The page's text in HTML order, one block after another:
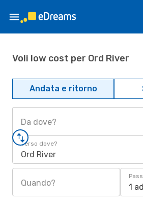
Voli low cost per Ord River
Andata e ritorno
Da dove?
Verso dove?
Ord River
Quando? 1